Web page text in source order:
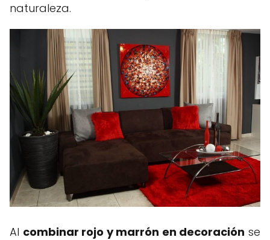
naturaleza.
Al combinar rojo y marrón en decoración se